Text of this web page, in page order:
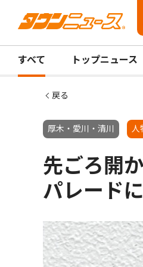
すべて トップニュース
戻る
厚木・愛川・清川 人
先ごろ開
パレード